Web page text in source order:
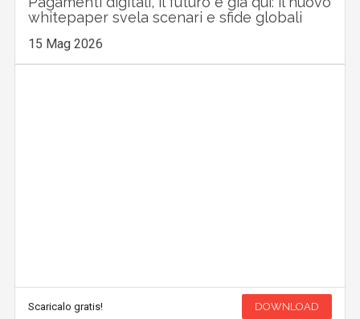
whitepaper svela scenari e sfide globali
15 Mag 2026
Scaricalo gratis! DOWNLOAD